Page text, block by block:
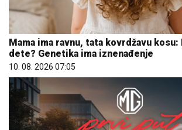
Mama ima ravnu, tata kovrdžavu kosu:
dete? Genetika ima iznenađenje
10. 08. 2026 07:05